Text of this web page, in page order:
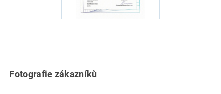
Fotografie zákazníků